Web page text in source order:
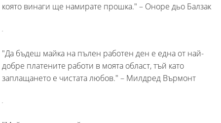
която винаги ще намирате прошка." – Оноре дьо Балзак
"Да бъдеш майка на пълен работен ден е една от най-
добре платените работи в моята област, тъй като
заплащането е чистата любов." – Милдред Върмонт